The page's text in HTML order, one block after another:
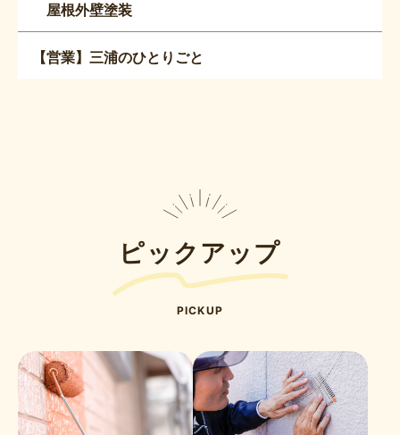
屋根外壁塗装
【営業】三浦のひとりごと
ピックアップ
PICKUP